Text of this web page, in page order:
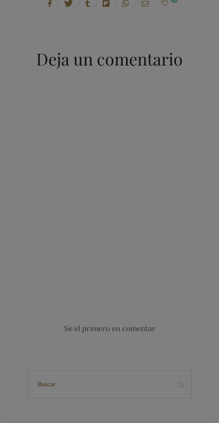
Deja un comentario
Se el primero en comentar